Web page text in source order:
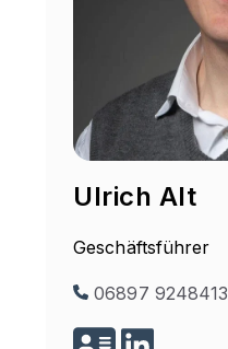
Ulrich Alt
Geschäftsführer
06897 9248413